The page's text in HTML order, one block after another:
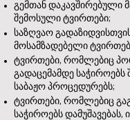
გემთან დაკავშირებული
შემოსული ტვირთები;
საზღვაო
მოსამზადებელი
ტვირთები, რომლებიც
გადაცემამდე საჭიროებს
საბაჟო პროცედურებს;
ტვირთები, რომლებიც
საჭიროებს დამუშავებას,